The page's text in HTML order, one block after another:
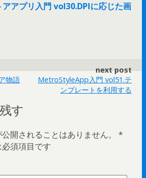
アプリ入門 vol30.DPIに応じた画
物語
next post
MetroStyleApp入門 vol51.テ
ンプレートを利用する
す
開されることはありません。
*
須項目です